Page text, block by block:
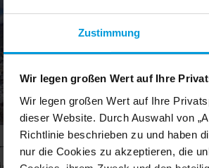
Zustimmung
Wir legen großen Wert auf Ihre
Wir legen großen Wert auf Ihre
dieser Website. Durch Auswahl von
Richtlinie beschrieben zu und haben
nur die Cookies zu akzeptieren, die
expands coverage